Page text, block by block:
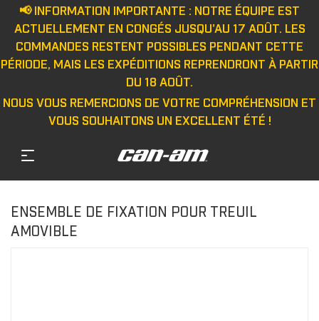
📢 INFORMATION IMPORTANTE : NOTRE ÉQUIPE EST
ACTUELLEMENT EN CONGÉS JUSQU'AU 17 AOÛT. LES
COMMANDES RESTENT POSSIBLES PENDANT CETTE
PÉRIODE, MAIS LES EXPÉDITIONS REPRENDRONT À PARTIR
DU 18 AOÛT.
NOUS VOUS REMERCIONS DE VOTRE COMPRÉHENSION ET
VOUS SOUHAITONS UN EXCELLENT ÉTÉ !
ENSEMBLE DE FIXATION POUR TREUIL
AMOVIBLE